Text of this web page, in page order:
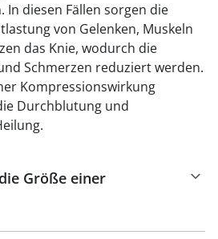
In diesen Fällen sorgen die
von Gelenken, Muskeln
das Knie, wodurch die
Schmerzen reduziert werden.
Kompressionswirkung
Durchblutung und
Größe einer